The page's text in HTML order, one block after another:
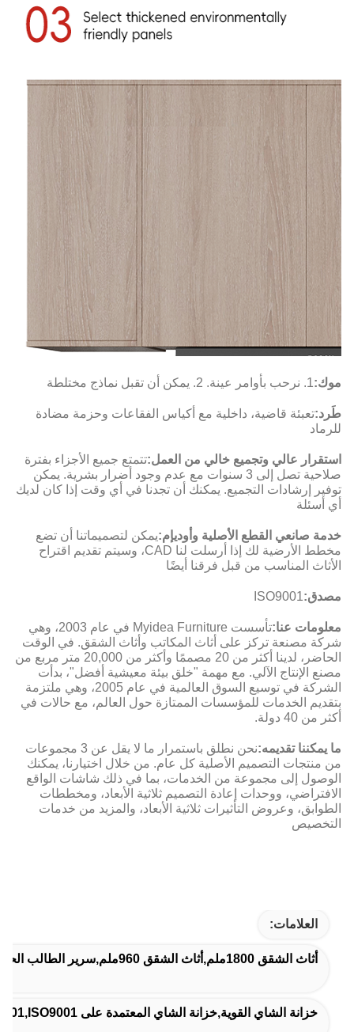
موك:1. نرحب بأوامر عينة. 2. يمكن أن تقبل نماذج مختلطة
طَرد:تعبئة قاضية، داخلية مع أكياس الفقاعات وحزمة مضادة
للرماد
استقرار عالي وتجميع خالي من العمل:تتمتع جميع الأجزاء بفترة
صلاحية تصل إلى 3 سنوات مع عدم وجود أضرار بشرية. يمكن
توفير إرشادات التجميع. يمكنك أن تجدنا في أي وقت إذا كان لديك
أي أسئلة
خدمة صانعي القطع الأصلية وأوديإم:يمكن لتصميماتنا أن تضع
مخطط الأرضية لك إذا أرسلت لنا CAD، وسيتم تقديم اقتراح
الأثاث المناسب من قبل فرقنا أيضًا
مصدق:ISO9001
معلومات عنا:
تأسست Myidea Furniture في عام 2003، وهي
شركة مصنعة تركز على أثاث المكاتب وأثاث الشقق. في الوقت
الحاضر، لدينا أكثر من 20 مصممًا وأكثر من 20,000 متر مربع من
مصنع الإنتاج الآلي. مع مهمة "خلق بيئة معيشية أفضل"، بدأت
الشركة في توسيع السوق العالمية في عام 2005، وهي ملتزمة
بتقديم الخدمات للمؤسسات الممتازة حول العالم، مع حالات في
أكثر من 40 دولة.
ما يمكننا تقديمه:
نحن نطلق باستمرار ما لا يقل عن 3 مجموعات
من منتجات التصميم الأصلية كل عام. من خلال اختيارنا، يمكنك
الوصول إلى مجموعة من الخدمات، بما في ذلك شاشات الواقع
الافتراضي، ووحدات إعادة التصميم ثلاثية الأبعاد، ومخططات
الطوابق، وعروض التأثيرات ثلاثية الأبعاد، والمزيد من خدمات
التخصيص
العلامات:
أثاث الشقق 1800ملم,أثاث الشقق 960ملم,سرير الطالب الحديث الوظيفي
خزانة الشاي القوية,خزانة الشاي المعتمدة على ISO9001,ISO9001 خزانة الشاي